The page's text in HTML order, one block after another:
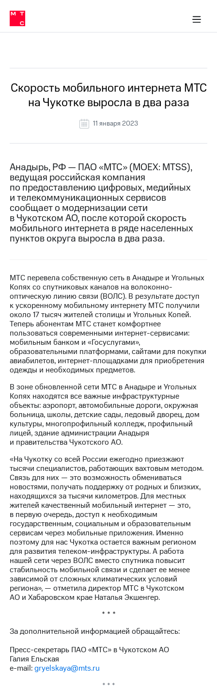
Медиа-центр
и акционерам
Устойчивое развитие
Комплаенс и деловая этика
компании
Карьера
История
компании
Руководство
Контакты
Медиа-центр
Пресс-
релизы
МТС
о технологиях
Интервью
Финансовая
отчетность
Контакты
Новости
в
регионе
и акционерам
Корпоративное
управление
Корпоративный
секретарь
Раскрытие
информации
Информация
акционерам
Документы
ПАО
"МТС"
Собрания
акционеров
Личный
кабинет
акционера
Акционерный
капитал
Контроль
и
аудит
Рынок
акций
Программа
Порядок
выкупа
акций
в МТС
Пресс-
релизы
о технологиях
Скорость мобильного интернета МТС
на Чукотке выросла в два раза
11 января 2023
Анадырь, РФ — ПАО «МТС» (MOEX: MTSS),
ведущая российская компания
по предоставлению цифровых, медийных
и телекоммуникационных сервисов
сообщает о модернизации сети
в Чукотском АО, после которой скорость
мобильного интернета в ряде населенных
пунктов округа выросла в два раза.
МТС перевела собственную сеть в Анадыре и Угольных
Копях со спутниковых каналов на волоконно-
оптическую линию связи (ВОЛС). В результате доступ
к ускоренному мобильному интернету МТС получили
около 17 тысяч жителей столицы и Угольных Копей.
Теперь абонентам МТС станет комфортнее
пользоваться современными интернет-сервисами:
мобильным банком и «Госуслугами»,
образовательными платформами, сайтами для покупки
авиабилетов, интернет-площадками для приобретения
одежды и необходимых предметов.
В зоне обновленной сети МТС в Анадыре и Угольных
Копях находятся все важные инфраструктурные
объекты: аэропорт, автомобильные дороги, окружная
больница, школы, детские сады, ледовый дворец, дом
культуры, многопрофильный колледж, профильный
лицей, здание администрации Анадыря
и правительства Чукотского АО.
«На Чукотку со всей России ежегодно приезжают
тысячи специалистов, работающих вахтовым методом.
Связь для них — это возможность обмениваться
новостями, получать поддержку от родных и близких,
находящихся за тысячи километров. Для местных
жителей качественный мобильный интернет — это,
в первую очередь, доступ к необходимым
государственным, социальным и образовательным
сервисам через мобильные приложения. Именно
поэтому для нас Чукотка остается важным регионом
для развития телеком-инфраструктуры. А работа
нашей сети через ВОЛС вместо спутника повысит
стабильность мобильной связи и сделает ее менее
зависимой от сложных климатических условий
региона», — отметила директор МТС в Чукотском
АО и Хабаровском крае Наталья Экшенгер.
* * *
За дополнительной информацией обращайтесь:
Пресс-секретарь ПАО «МТС» в Чукотском АО
Галия Ельская
e-mail:gryelskaya@mts.ru
* * *